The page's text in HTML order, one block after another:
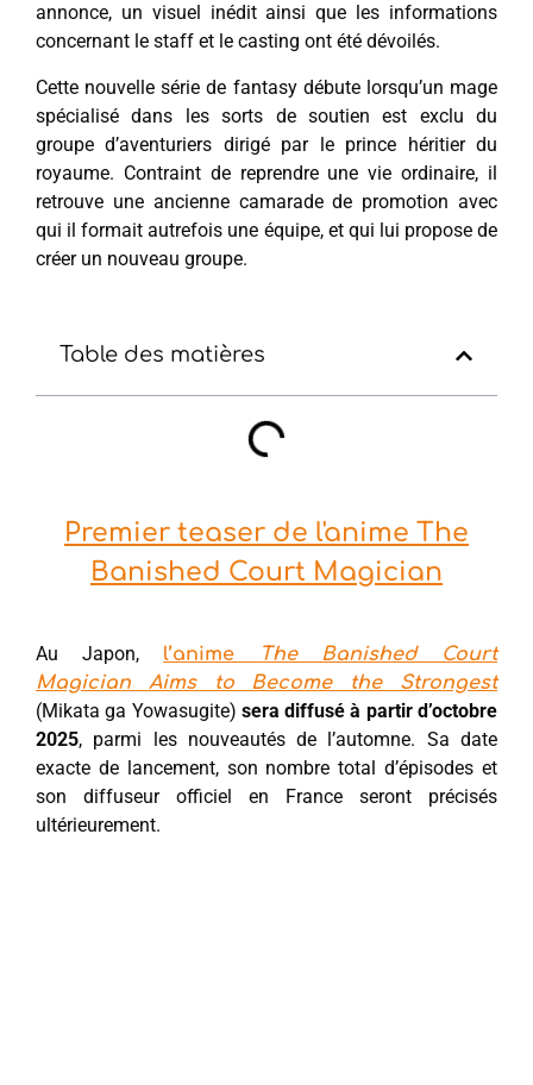
annonce, un visuel inédit ainsi que les informations
concernant le staff et le casting ont été dévoilés.
Cette nouvelle série de fantasy débute lorsqu’un mage
spécialisé dans les sorts de soutien est exclu du
groupe d’aventuriers dirigé par le prince héritier du
royaume. Contraint de reprendre une vie ordinaire, il
retrouve une ancienne camarade de promotion avec
qui il formait autrefois une équipe, et qui lui propose de
créer un nouveau groupe.
Table des matières
Premier teaser de l'anime The
Banished Court Magician
Au Japon, l’anime
The Banished Court
Magician Aims to Become the Strongest
(Mikata ga Yowasugite) sera diffusé à partir d’octobre
2025, parmi les nouveautés de l’automne. Sa date
exacte de lancement, son nombre total d’épisodes et
son diffuseur officiel en France seront précisés
ultérieurement.